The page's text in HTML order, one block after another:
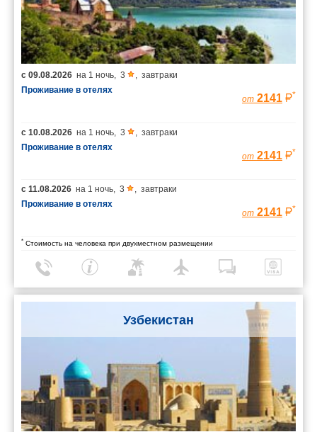
с 09.08.2026 на 1 ночь, 3 , завтраки
Проживание в отелях
от 2141 *
с 10.08.2026 на 1 ночь, 3 , завтраки
Проживание в отелях
от 2141 *
с 11.08.2026 на 1 ночь, 3 , завтраки
Проживание в отелях
от 2141 *
* Стоимость на человека при двухместном размещении
Узбекистан